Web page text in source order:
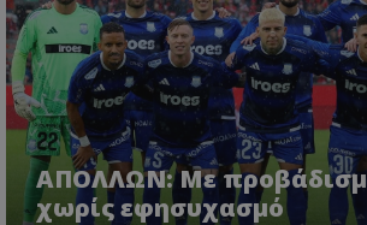
ΑΠΟΛΛΩΝ: Με
χωρίς εφησυχασμό